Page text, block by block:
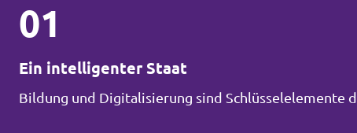
01
Ein intelligenter Staat
Bildung und Digitalisierung sind Schlüsselelemente